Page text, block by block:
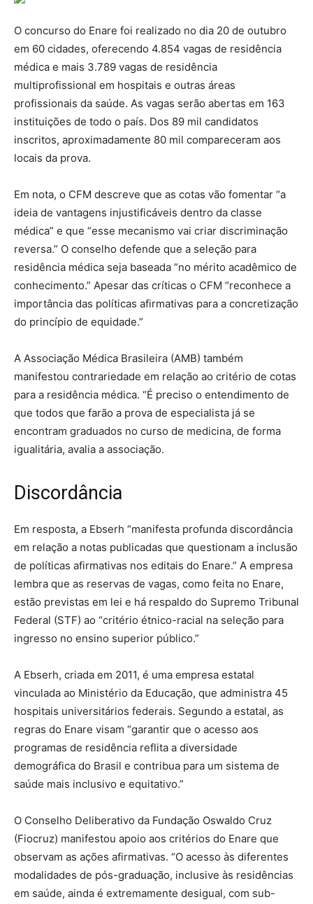
O concurso do Enare foi realizado no dia 20 de outubro
em 60 cidades, oferecendo 4.854 vagas de residência
médica e mais 3.789 vagas de residência
multiprofissional em hospitais e outras áreas
profissionais da saúde. As vagas serão abertas em 163
instituições de todo o país. Dos 89 mil candidatos
inscritos, aproximadamente 80 mil compareceram aos
locais da prova.
Em nota, o CFM descreve que as cotas vão fomentar “a
ideia de vantagens injustificáveis dentro da classe
médica” e que “esse mecanismo vai criar discriminação
reversa.” O conselho defende que a seleção para
residência médica seja baseada “no mérito acadêmico de
conhecimento.” Apesar das críticas o CFM “reconhece a
importância das políticas afirmativas para a concretização
do princípio de equidade.”
A Associação Médica Brasileira (AMB) também
manifestou contrariedade em relação ao critério de cotas
para a residência médica. “É preciso o entendimento de
que todos que farão a prova de especialista já se
encontram graduados no curso de medicina, de forma
igualitária, avalia a associação.
Discordância
Em resposta, a Ebserh “manifesta profunda discordância
em relação a notas publicadas que questionam a inclusão
de políticas afirmativas nos editais do Enare.” A empresa
lembra que as reservas de vagas, como feita no Enare,
estão previstas em lei e há respaldo do Supremo Tribunal
Federal (STF) ao “critério étnico-racial na seleção para
ingresso no ensino superior público.”
A Ebserh, criada em 2011, é uma empresa estatal
vinculada ao Ministério da Educação, que administra 45
hospitais universitários federais. Segundo a estatal, as
regras do Enare visam “garantir que o acesso aos
programas de residência reflita a diversidade
demográfica do Brasil e contribua para um sistema de
saúde mais inclusivo e equitativo.”
O Conselho Deliberativo da Fundação Oswaldo Cruz
(Fiocruz) manifestou apoio aos critérios do Enare que
observam as ações afirmativas. “O acesso às diferentes
modalidades de pós-graduação, inclusive às residências
em saúde, ainda é extremamente desigual, com sub-